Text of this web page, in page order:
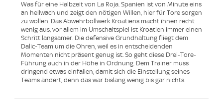
Was für eine Halbzeit von La Roja. Spanien ist von Minute eins
an hellwach und zeigt den nötigen Willen, hier für Tore sorgen
zu wollen. Das Abwehrbollwerk Kroatiens macht ihnen recht
wenig aus, vor allem im Umschaltspiel ist Kroatien immer einen
Schritt langsamer. Die defensive Grundhaltung fliegt dem
Dalic-Team um die Ohren, weil es in entscheidenden
Momenten nicht präsent genug ist. So geht diese Drei-Tore-
Führung auch in der Höhe in Ordnung. Dem Trainer muss
dringend etwas einfallen, damit sich die Einstellung seines
Teams ändert, denn das war bislang wenig bis gar nichts.